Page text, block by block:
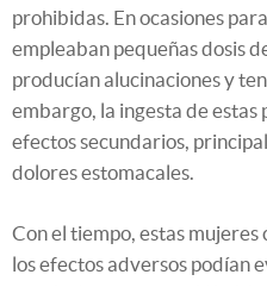
prohibidas. En ocasiones
empleaban pequeñas dosis
producían alucinaciones y
embargo, la ingesta de
efectos secundarios,
dolores estomacales.
Con el tiempo, estas
los efectos adversos podían